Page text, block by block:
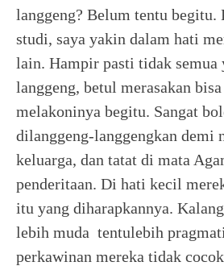
langgeng? Belum tentu begitu.
studi, saya yakin dalam hati
lain. Hampir pasti tidak semua
langgeng, betul merasakan
melakoninya begitu. Sangat
dilanggeng-langgengkan demi
keluarga, dan tatat di mata
penderitaan. Di hati kecil
itu yang diharapkannya.
lebih muda tentulebih
perkawinan mereka tidak